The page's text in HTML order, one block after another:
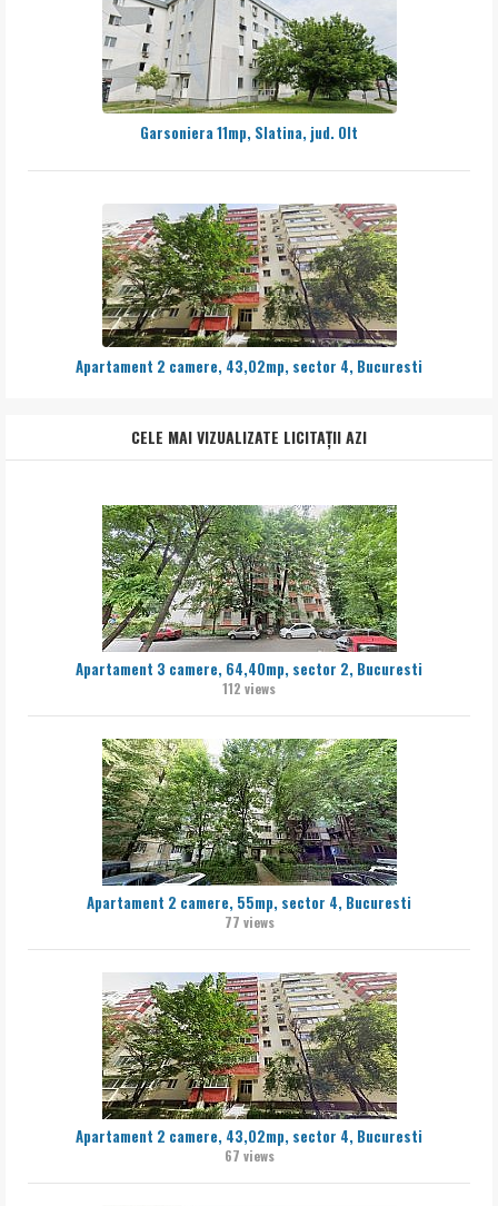
Garsoniera 11mp, Slatina, jud. Olt
Apartament 2 camere, 43,02mp, sector 4, Bucuresti
CELE MAI VIZUALIZATE LICITAȚII AZI
Apartament 3 camere, 64,40mp, sector 2, Bucuresti
112 views
Apartament 2 camere, 55mp, sector 4, Bucuresti
77 views
Apartament 2 camere, 43,02mp, sector 4, Bucuresti
67 views